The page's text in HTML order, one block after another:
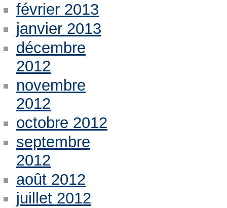
février 2013
janvier 2013
décembre
2012
novembre
2012
octobre 2012
septembre
2012
août 2012
juillet 2012